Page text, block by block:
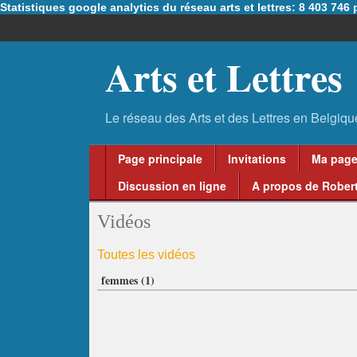
Statistiques google analytics du réseau arts et lettres: 8 403 746
Arts et Lettres
Page principale Invitations Ma page
Discussion en ligne
A propos de
Vidéos
Toutes les vidéos
femmes (1)